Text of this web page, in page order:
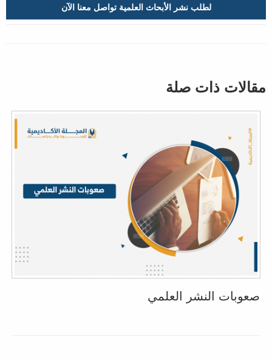
لطلب نشر الأبحاث العلمية تواصل معنا الآن
مقالات ذات صلة
صعوبات النشر العلمي